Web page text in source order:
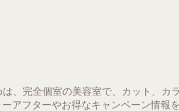
、完全個室の美容室で、カット、カ
アフターやお得なキャンペーン情報